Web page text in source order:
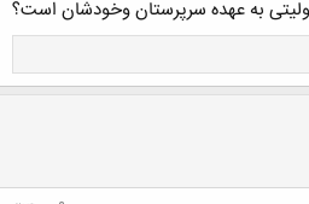
به عهده سرپرستان وخودشان است؟